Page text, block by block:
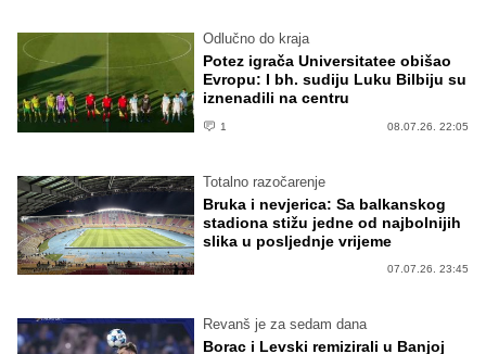
Odlučno do kraja
Potez igrača Universitatee obišao
Evropu: I bh. sudiju Luku Bilbiju su
iznenadili na centru
1 08.07.26. 22:05
Totalno razočarenje
Bruka i nevjerica: Sa balkanskog
stadiona stižu jedne od najbolnijih
slika u posljednje vrijeme
07.07.26. 23:45
Revanš je za sedam dana
Borac i Levski remizirali u Banjoj